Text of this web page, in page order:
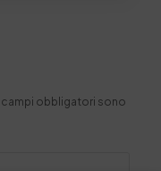
I campi obbligatori sono